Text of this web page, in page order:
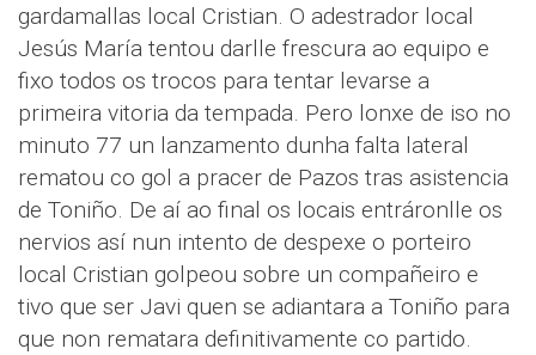
gardamallas local Cristian. O adestrador local
Jesús María tentou darlle frescura ao equipo e
fixo todos os trocos para tentar levarse a
primeira vitoria da tempada. Pero lonxe de iso no
minuto 77 un lanzamento dunha falta lateral
rematou co gol a pracer de Pazos tras asistencia
de Toniño. De aí ao final os locais entráronlle os
nervios así nun intento de despexe o porteiro
local Cristian golpeou sobre un compañeiro e
tivo que ser Javi quen se adiantara a Toniño para
que non rematara definitivamente co partido.